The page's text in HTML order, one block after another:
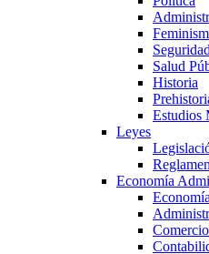
Salud
Historia
Estudios
Leyes
Economía